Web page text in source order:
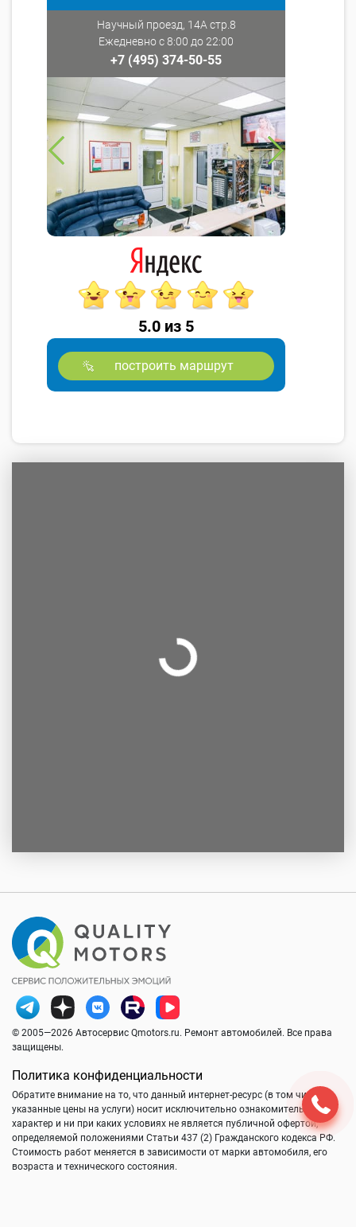
Научный проезд, 14А стр.8
Ежедневно с 8:00 до 22:00
+7 (495) 374-50-55
5.0 из 5
построить маршрут
© 2005—2026 Автосервис Qmotors.ru. Ремонт автомобилей. Все права
защищены.
Политика конфиденциальности
Обратите внимание на то, что данный интернет-ресурс (в том числе
указанные цены на услуги) носит исключительно ознакомительный
характер и ни при каких условиях не является публичной офертой,
определяемой положениями Статьи 437 (2) Гражданского кодекса РФ.
Стоимость работ меняется в зависимости от марки автомобиля, его
возраста и технического состояния.